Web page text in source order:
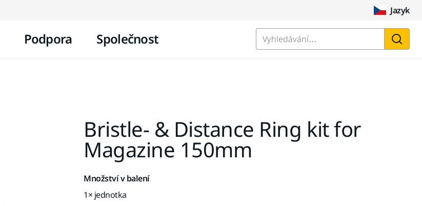
Jazyk
Podpora Společnost Vyhledávání…
Bristle- & Distance Ring kit for
Magazine 150mm
Množství v balení
1× jednotka